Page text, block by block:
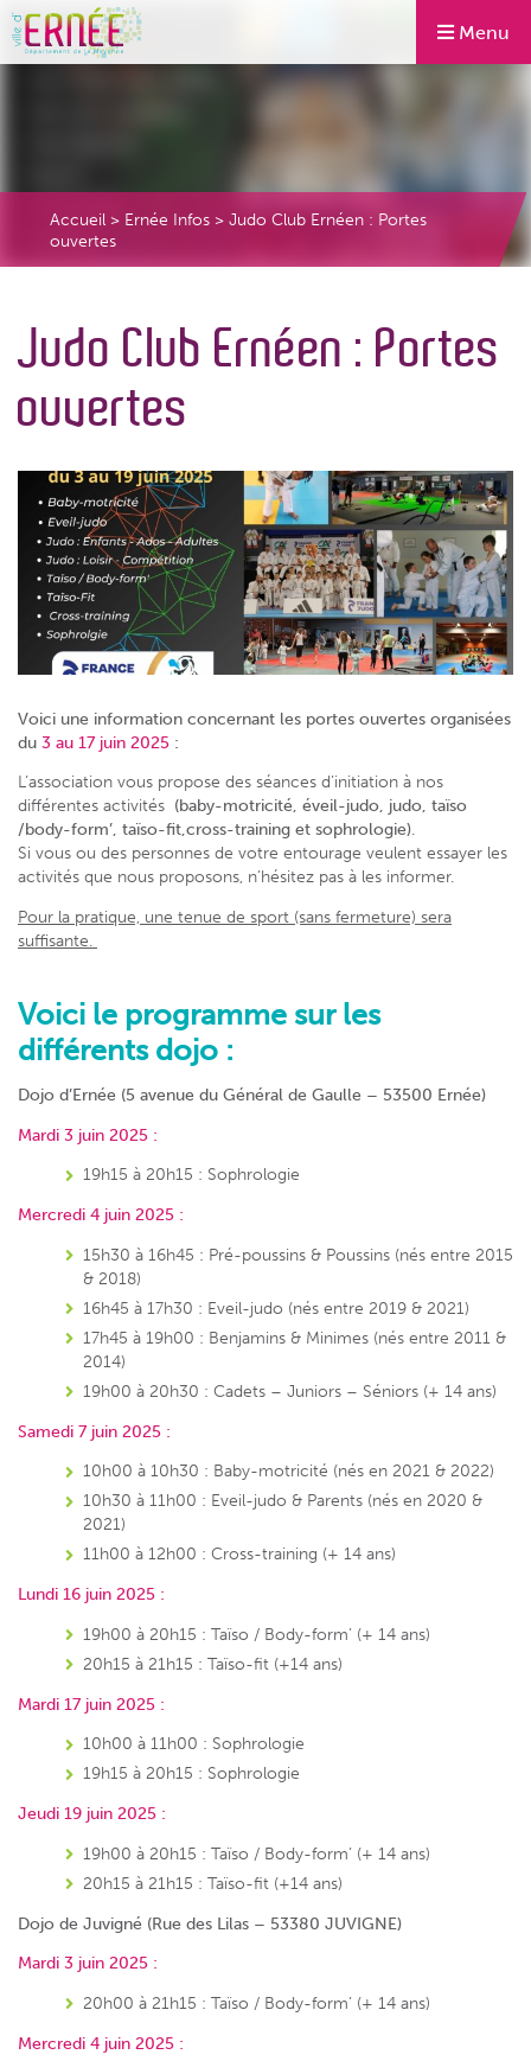
Menu
Accueil > Ernée Infos > Judo Club Ernéen : Portes
ouvertes
Judo Club Ernéen : Portes
ouvertes
Voici une information concernant les portes ouvertes organisées
du 3 au 17 juin 2025 :
L’association vous propose des séances d’initiation à nos
différentes activités (baby-motricité, éveil-judo, judo, taïso
/body-form’, taïso-fit,cross-training et sophrologie).
Si vous ou des personnes de votre entourage veulent essayer les
activités que nous proposons, n’hésitez pas à les informer.
Pour la pratique, une tenue de sport (sans fermeture) sera
suffisante.
Voici le programme sur les
différents dojo :
Dojo d’Ernée (5 avenue du Général de Gaulle – 53500 Ernée)
Mardi 3 juin 2025 :
19h15 à 20h15 : Sophrologie
Mercredi 4 juin 2025 :
15h30 à 16h45 : Pré-poussins & Poussins (nés entre 2015
& 2018)
16h45 à 17h30 : Eveil-judo (nés entre 2019 & 2021)
17h45 à 19h00 : Benjamins & Minimes (nés entre 2011 &
2014)
19h00 à 20h30 : Cadets – Juniors – Séniors (+ 14 ans)
Samedi 7 juin 2025 :
10h00 à 10h30 : Baby-motricité (nés en 2021 & 2022)
10h30 à 11h00 : Eveil-judo & Parents (nés en 2020 &
2021)
11h00 à 12h00 : Cross-training (+ 14 ans)
Lundi 16 juin 2025 :
19h00 à 20h15 : Taïso / Body-form’ (+ 14 ans)
20h15 à 21h15 : Taïso-fit (+14 ans)
Mardi 17 juin 2025 :
10h00 à 11h00 : Sophrologie
19h15 à 20h15 : Sophrologie
Jeudi 19 juin 2025 :
19h00 à 20h15 : Taïso / Body-form’ (+ 14 ans)
20h15 à 21h15 : Taïso-fit (+14 ans)
Dojo de Juvigné (Rue des Lilas – 53380 JUVIGNE)
Mardi 3 juin 2025 :
20h00 à 21h15 : Taïso / Body-form’ (+ 14 ans)
Mercredi 4 juin 2025 :